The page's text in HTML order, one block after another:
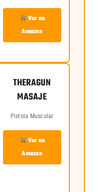
Ver en
Amazon
THERAGUN
MASAJE
Pistola Muscular
Ver en
Amazon